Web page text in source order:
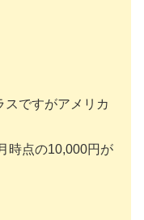
スですがアメリカ
時点の10,000円が